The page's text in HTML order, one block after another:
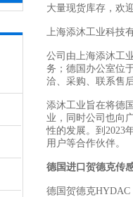
大量现货库存，欢
上海添沐工业科技
公司由上海添沐工
务；德国办公室位
洽、采购、联系售
添沐工业旨在将德
业，同时公司也向
性的发展。到2023
用户等合作伙伴。
德国进口贺德克传
德国贺德克HYDAC